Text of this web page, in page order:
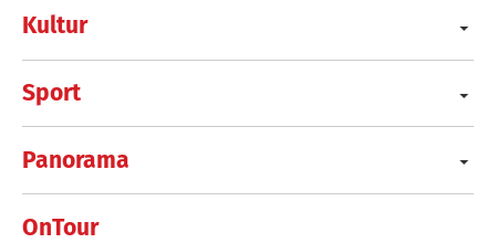
Kultur
Sport
Panorama
OnTour